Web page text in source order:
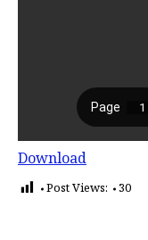
Download
Post Views: 30